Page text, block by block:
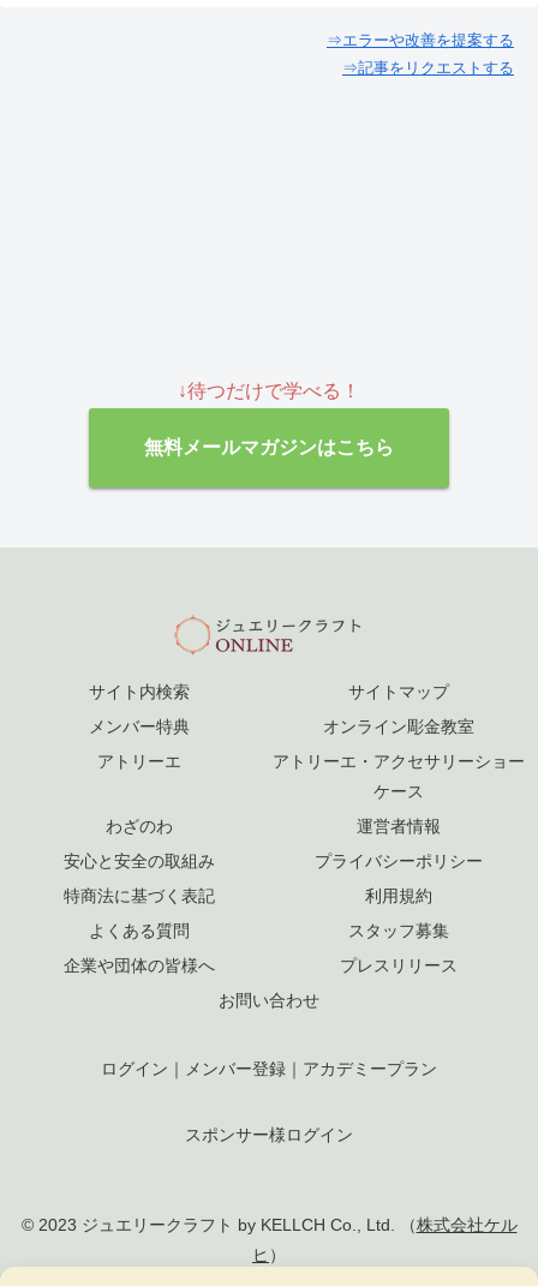
⇒エラーや改善を提案する
⇒記事をリクエストする
↓待つだけで学べる！
無料メールマガジンはこちら
サイト内検索
サイトマップ
メンバー特典
オンライン彫金教室
アトリーエ
アトリーエ・アクセサリーショー
ケース
わざのわ
運営者情報
安心と安全の取組み
プライバシーポリシー
特商法に基づく表記
利用規約
よくある質問
スタッフ募集
企業や団体の皆様へ
プレスリリース
お問い合わせ
ログイン ｜ メンバー登録 ｜ アカデミープラン
スポンサー様ログイン
© 2023 ジュエリークラフト by KELLCH Co., Ltd. （株式会社ケル
ヒ ）